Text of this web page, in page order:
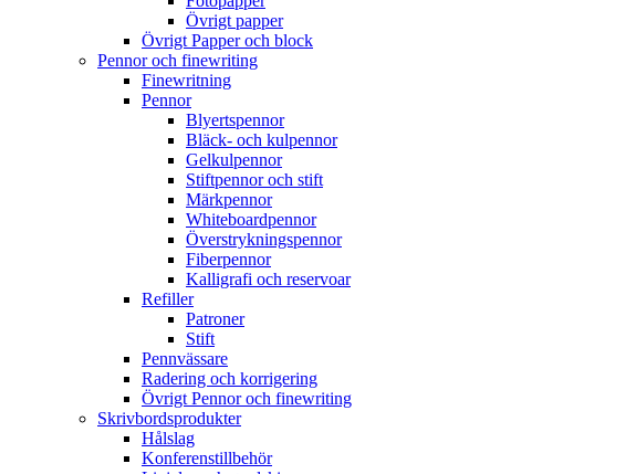
Övrigt papper
Övrigt Papper och block
Pennor och finewriting
Finewritning
Pennor
Blyertspennor
Bläck- och kulpennor
Gelkulpennor
Stiftpennor och stift
Märkpennor
Whiteboardpennor
Överstrykningspennor
Fiberpennor
Kalligrafi och reservoar
Refiller
Patroner
Stift
Pennvässare
Radering och korrigering
Övrigt Pennor och finewriting
Skrivbordsprodukter
Hålslag
Konferenstillbehör